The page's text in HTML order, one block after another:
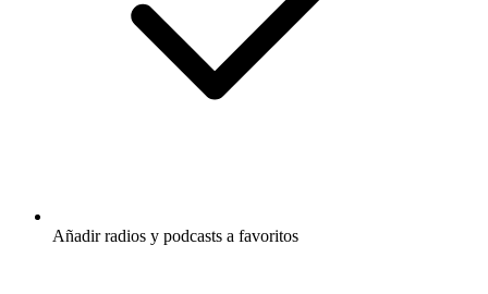
Añadir radios y podcasts a favoritos